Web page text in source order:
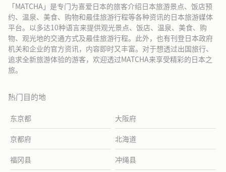
「MATCHA」是专门为喜爱日本的旅客介绍日本旅游景点、饭店预
约、温泉、美食、购物和最佳旅游行程等各种资讯的日本旅游媒体
平台。以多达10种语言来提供观光景点、饭店、温泉、美食、购
物、观光地的交通方式及最佳旅游行程。此外，也有刊登日本政府
机关和企业的官方资讯，内容即时又丰富。对于想透过出国旅行、
追求全新旅游体验的游客，欢迎透过MATCHA来享受精彩的日本之
旅。
热门目的地
东京都 大阪府
京都府 北海道
福冈县 冲绳县